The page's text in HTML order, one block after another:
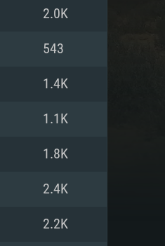
2.0K
543
1.4K
1.1K
1.8K
2.4K
2.2K